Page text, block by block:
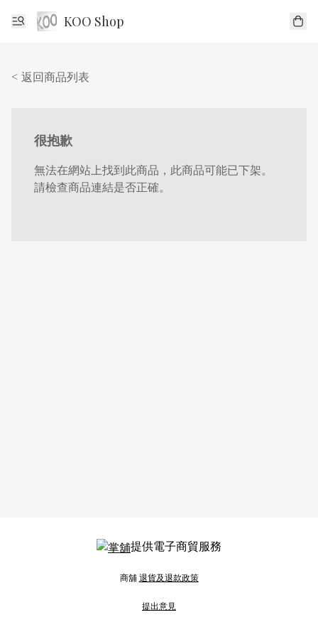
KOO Shop
< 返回商品列表
很抱歉
無法在網站上找到此商品，此商品可能已下架。
請檢查商品連結是否正確。
提供電子商貿服務
商舖退貨及退款政策
提出意見